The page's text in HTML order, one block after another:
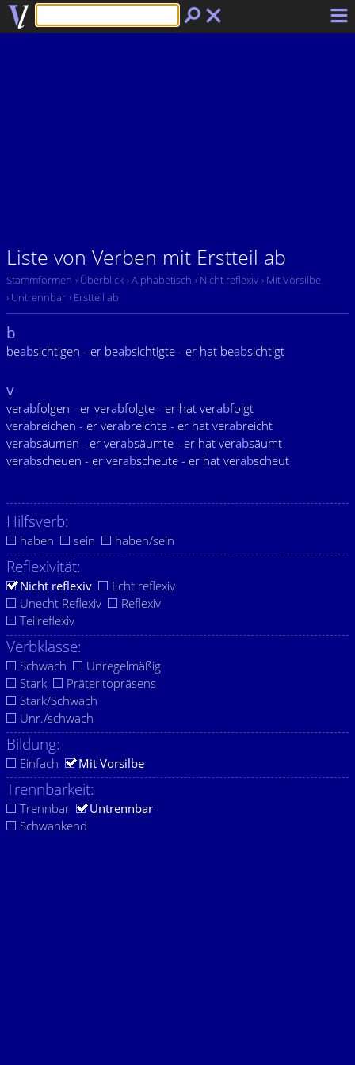
Liste von Verben mit Erstteil ab
Stammformen › Überblick › Alphabetisch › Nicht reflexiv › Mit Vorsilbe
› Untrennbar › Erstteil ab
b
beabsichtigen - er beabsichtigte - er hat beabsichtigt
v
verabfolgen - er verabfolgte - er hat verabfolgt
verabreichen - er verabreichte - er hat verabreicht
verabsäumen - er verabsäumte - er hat verabsäumt
verabscheuen - er verabscheute - er hat verabscheut
Hilfsverb:
haben sein haben/sein
Reflexivität:
Nicht reflexiv
Echt reflexiv
Unecht Reflexiv
Reflexiv
Teilreflexiv
Verbklasse:
Schwach
Unregelmäßig
Stark
Präteritopräsens
Stark/Schwach
Unr./schwach
Bildung:
Einfach Mit Vorsilbe
Trennbarkeit:
Trennbar
Untrennbar
Schwankend